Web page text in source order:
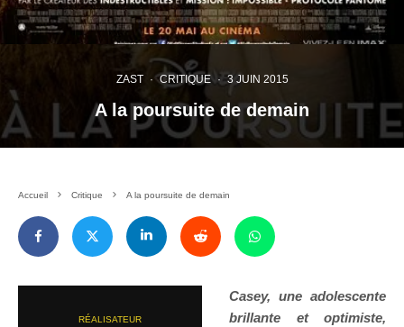
ZAST · CRITIQUE · 3 JUIN 2015
A la poursuite de demain
Accueil Critique A la poursuite de demain
RÉALISATEUR
Casey, une adolescente
brillante et optimiste,